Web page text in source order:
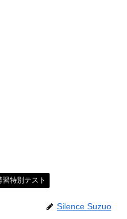
特別テスト
Silence Suzuo